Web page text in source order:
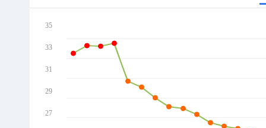
35
33
31
29
27